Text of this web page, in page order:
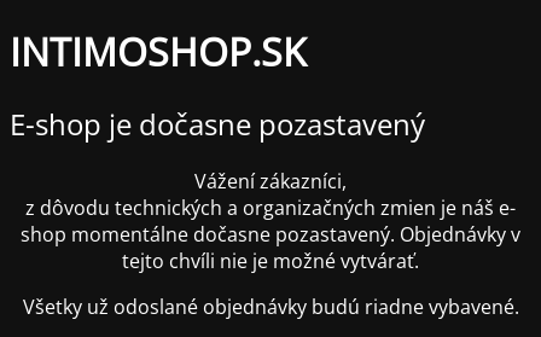
INTIMOSHOP.SK
E-shop je dočasne pozastavený
Vážení zákazníci,
z dôvodu technických a organizačných zmien je náš e-
shop momentálne dočasne pozastavený. Objednávky v
tejto chvíli nie je možné vytvárať.
Všetky už odoslané objednávky budú riadne vybavené.